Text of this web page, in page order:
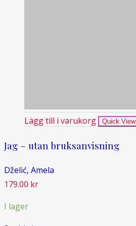
Lägg till i varukorg Quick View
Jag – utan bruksanvisning
Dželić, Amela
179.00 kr
I lager